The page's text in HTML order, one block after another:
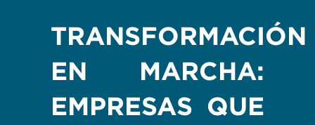
TRANSFORMACIÓN
EN MARCHA:
EMPRESAS QUE